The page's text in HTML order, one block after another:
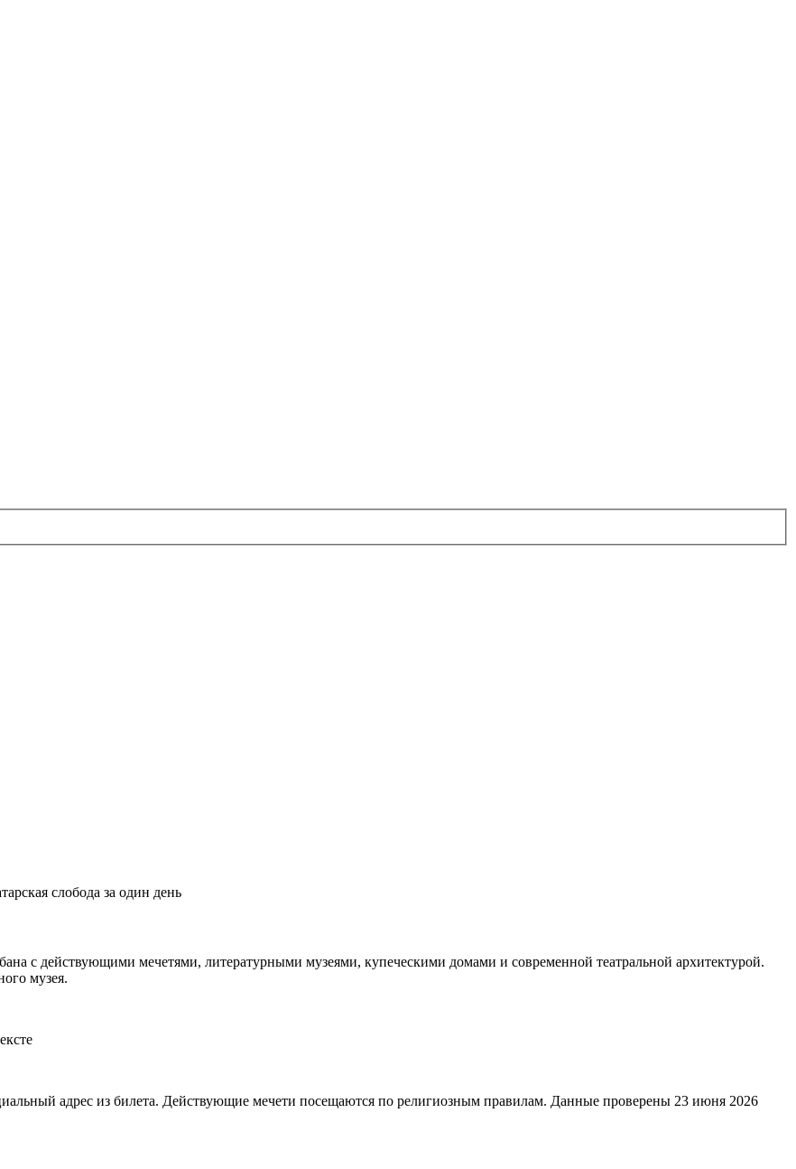
слобода за один день
с действующими мечетями, литературными музеями, купеческими домами и современной театральной архитектурой.
музея.
адрес из билета. Действующие мечети посещаются по религиозным правилам. Данные проверены 23 июня 2026